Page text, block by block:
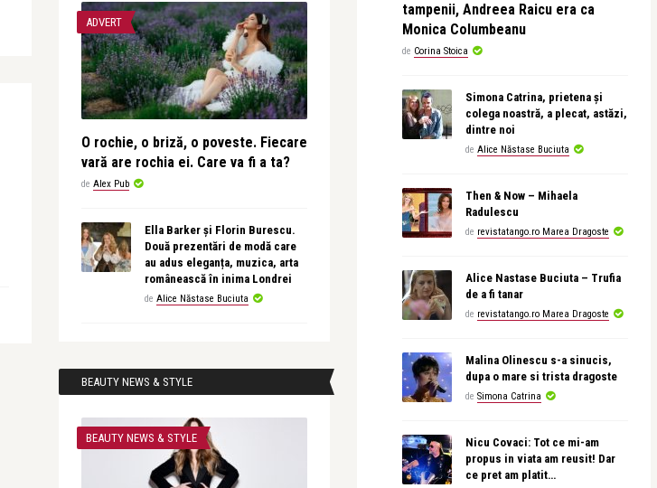
ADVERT
O rochie, o briză, o poveste. Fiecare
vară are rochia ei. Care va fi a ta?
de Alex Pub
Ella Barker și Florin Burescu.
Două prezentări de modă care
au adus eleganța, muzica, arta
românească în inima Londrei
de Alice Năstase Buciuta
BEAUTY NEWS & STYLE
BEAUTY NEWS & STYLE
tampenii, Andreea Raicu era ca
Monica Columbeanu
de Corina Stoica
Simona Catrina, prietena și
colega noastră, a plecat, astăzi,
dintre noi
de Alice Năstase Buciuta
Then & Now – Mihaela
Radulescu
de revistatango.ro Marea Dragoste
Alice Nastase Buciuta – Trufia
de a fi tanar
de revistatango.ro Marea Dragoste
Malina Olinescu s-a sinucis,
dupa o mare si trista dragoste
de Simona Catrina
Nicu Covaci: Tot ce mi-am
propus in viata am reusit! Dar
ce pret am platit…